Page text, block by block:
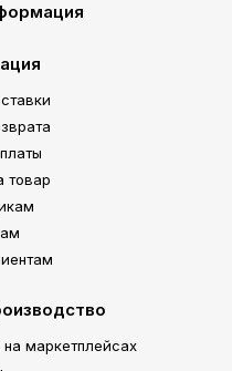
товар
маркетплейсах